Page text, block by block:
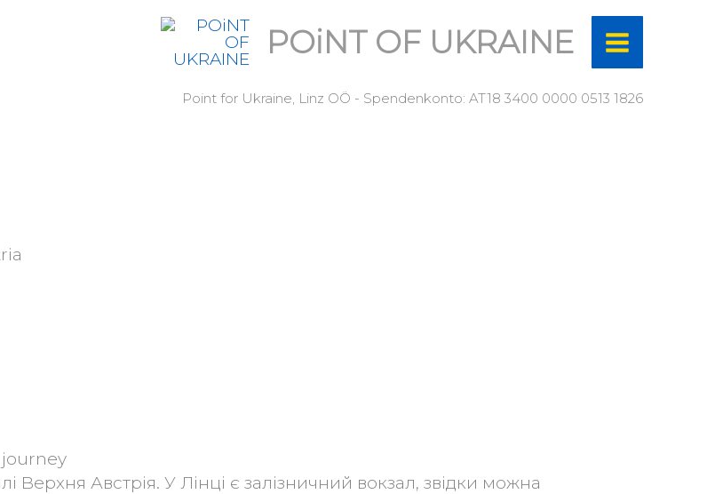
POiNT OF UKRAINE
Point for Ukraine, Linz OÖ - Spendenkonto: AT18 3400 0000 0513 1826
Верхня Австрія. У Лінці є залізничний вокзал, звідки можна